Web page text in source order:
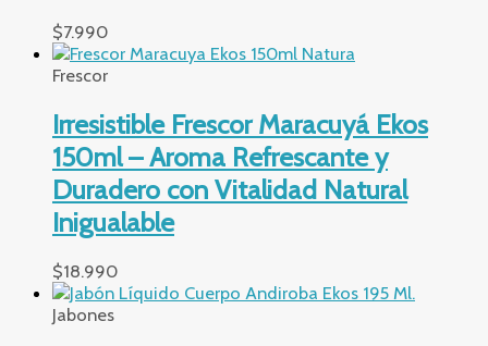
$7.990
Frescor
Irresistible Frescor Maracuyá Ekos
150ml – Aroma Refrescante y
Duradero con Vitalidad Natural
Inigualable
$18.990
Jabones